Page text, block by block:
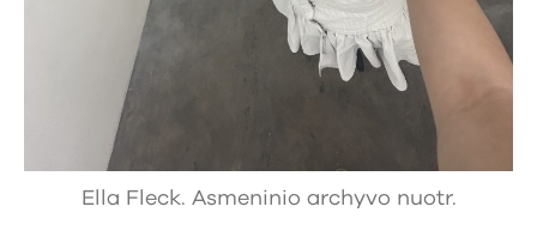
Ella Fleck. Asmeninio archyvo nuotr.